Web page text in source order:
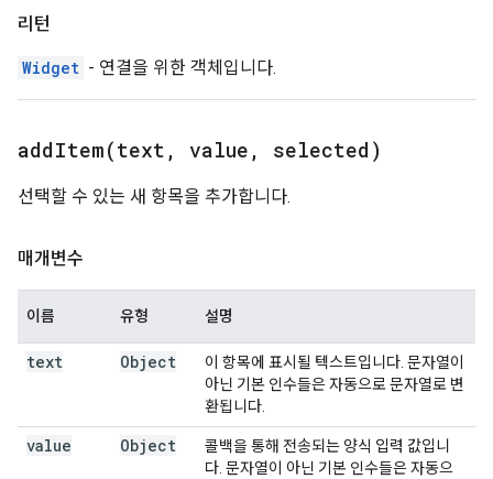
리턴
Widget - 연결을 위한 객체입니다.
addItem(text , value , selected)
선택할 수 있는 새 항목을 추가합니다.
매개변수
이름 유형 설명
text Object
이 항목에 표시될 텍스트입니다. 문자열이
아닌 기본 인수들은 자동으로 문자열로 변
환됩니다.
value Object
콜백을 통해 전송되는 양식 입력 값입니
다. 문자열이 아닌 기본 인수들은 자동으